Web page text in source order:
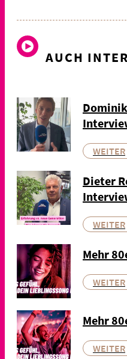
AUCH
WEITER
Dieter
WEITER
Mehr
WEITER
Mehr
WEITER